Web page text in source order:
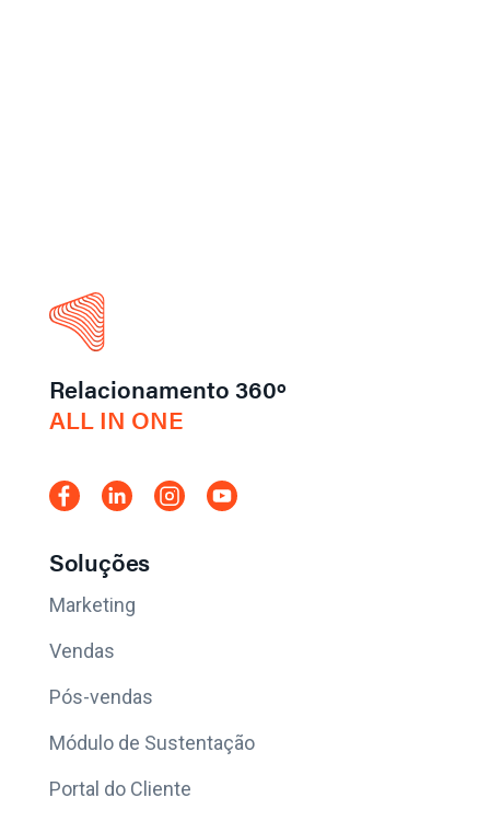
Relacionamento 360º
ALL IN ONE
Soluções
Marketing
Vendas
Pós-vendas
Módulo de Sustentação
Portal do Cliente